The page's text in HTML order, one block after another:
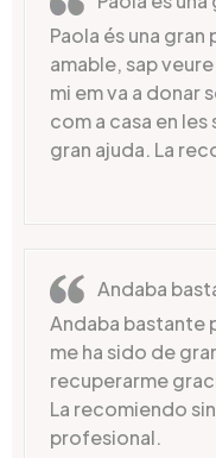
Paola és una
amable, sap
mi em va a donar
com a casa en les
gran ajuda. La
Andaba
Andaba bastante
me ha sido de
recuperarme
La recomiendo
profesional.